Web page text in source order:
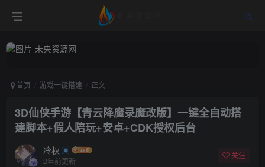
首页 游戏一键搭建 正文
3D仙侠手游【青云降魔录魔改版】一键全自动搭
建脚本+假人陪玩+安卓+CDK授权后台
冷权
2年前更新
关注